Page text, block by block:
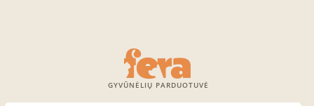
GYVŪNĖLIŲ PARDUOTUVĖ